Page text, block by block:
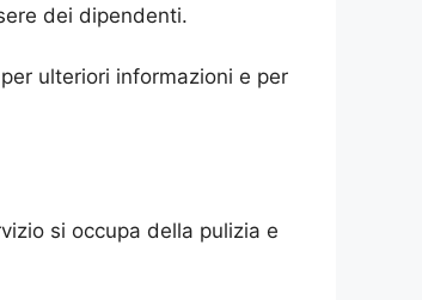
dei dipendenti.
ulteriori informazioni e per
si occupa della pulizia e